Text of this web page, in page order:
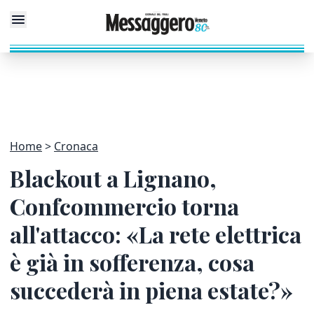
Home Cronaca
Blackout a Lignano,
Confcommercio torna
all'attacco: «La rete elettrica
è già in sofferenza, cosa
succederà in piena estate?»